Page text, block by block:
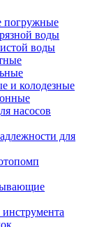
погружные
воды
воды
и колодезные
насосов
для